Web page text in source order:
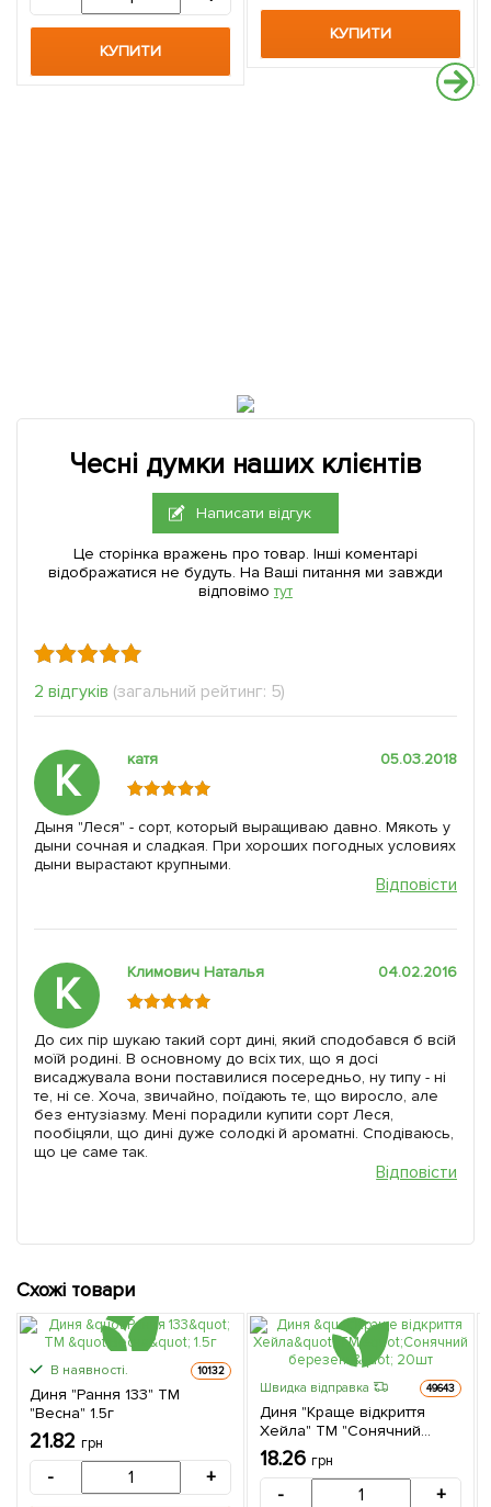
КУПИТИ
КУПИТИ
Чесні думки наших клієнтів
Написати відгук
Це сторінка вражень про товар. Інші коментарі
відображатися не будуть. На Ваші питання ми завжди
відповімо тут
2 відгуків (загальний рейтинг: 5)
К катя 05.03.2018
Дыня "Леся" - сорт, который выращиваю давно. Мякоть у
дыни сочная и сладкая. При хороших погодных условиях
дыни вырастают крупными.
Відповісти
К Климович Наталья 04.02.2016
До сих пір шукаю такий сорт дині, який сподобався б всій
моїй родині. В основному до всіх тих, що я досі
висаджувала вони поставилися посередньо, ну типу - ні
те, ні се. Хоча, звичайно, поїдають те, що виросло, але
без ентузіазму. Мені порадили купити сорт Леся,
пообіцяли, що дині дуже солодкі й ароматні. Сподіваюсь,
що це саме так.
Відповісти
Схожі товари
В наявності. 10132
Диня "Рання 133" ТМ
"Весна" 1.5г
21.82 грн
- +
Швидка відправка 49643
Диня "Краще відкриття
Хейла" ТМ "Сонячний
березень" 20шт
18.26 грн
- +